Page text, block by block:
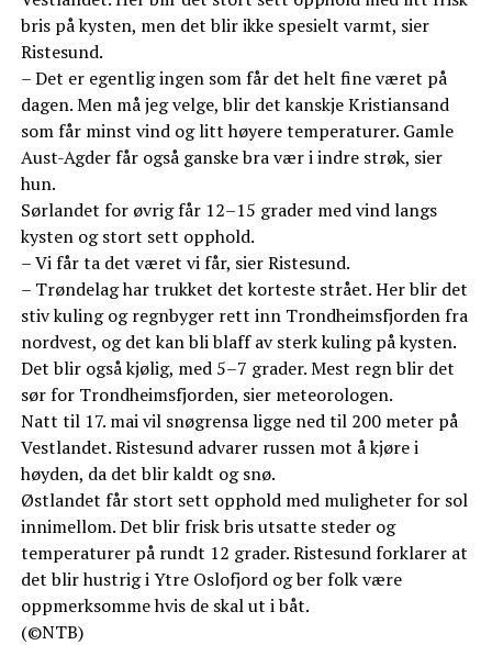
bris på kysten, men det blir ikke spesielt varmt, sier
Ristesund.
– Det er egentlig ingen som får det helt fine været på
dagen. Men må jeg velge, blir det kanskje Kristiansand
som får minst vind og litt høyere temperaturer. Gamle
Aust-Agder får også ganske bra vær i indre strøk, sier
hun.
Sørlandet for øvrig får 12–15 grader med vind langs
kysten og stort sett opphold.
– Vi får ta det været vi får, sier Ristesund.
– Trøndelag har trukket det korteste strået. Her blir det
stiv kuling og regnbyger rett inn Trondheimsfjorden fra
nordvest, og det kan bli blaff av sterk kuling på kysten.
Det blir også kjølig, med 5–7 grader. Mest regn blir det
sør for Trondheimsfjorden, sier meteorologen.
Natt til 17. mai vil snøgrensa ligge ned til 200 meter på
Vestlandet. Ristesund advarer russen mot å kjøre i
høyden, da det blir kaldt og snø.
Østlandet får stort sett opphold med muligheter for sol
innimellom. Det blir frisk bris utsatte steder og
temperaturer på rundt 12 grader. Ristesund forklarer at
det blir hustrig i Ytre Oslofjord og ber folk være
oppmerksomme hvis de skal ut i båt.
(©NTB)